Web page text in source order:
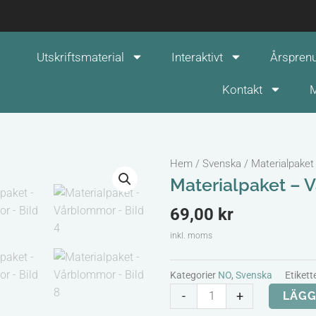
Utskriftsmaterial Interaktivt
Kontakt
Hem /Svenska /
Materialpaket –
69,00 kr
inkl. moms
Kategorier NO,Svenska
-
Materialpaket
-
+